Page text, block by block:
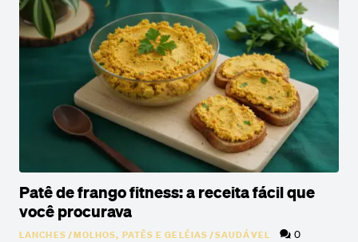
Patê de frango fitness: a receita fácil que
você procurava
LANCHES/MOLHOS, PATÊS E GELÉIAS/SAUDÁVEL 0